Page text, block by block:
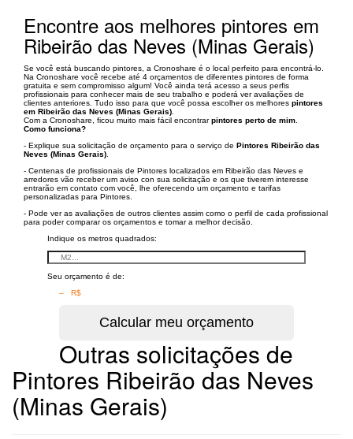
Encontre aos melhores pintores em
Ribeirão das Neves (Minas Gerais)
Se você está buscando pintores, a Cronoshare é o local perfeito para encontrá-lo.
Na Cronoshare você recebe até 4 orçamentos de diferentes pintores de forma
gratuita e sem compromisso algum! Você ainda terá acesso a seus perfis
profissionais para conhecer mais de seu trabalho e poderá ver avaliações de
clientes anteriores. Tudo isso para que você possa escolher os melhores pintores
em Ribeirão das Neves (Minas Gerais)
Com a Cronoshare, ficou muito mais fácil encontrarpintores perto de mim
Como funciona?
- Explique sua solicitação de orçamento para o serviço de Pintores Ribeirão das
Neves (Minas Gerais)
- Centenas de profissionais de Pintores localizados em Ribeirão das Neves e
arredores vão receber um aviso con sua solicitação e os que tiverem interesse
entrarão em contato com você, lhe oferecendo um orçamento e tarifas
personalizadas para Pintores.
- Pode ver as avaliações de outros clientes assim como o perfil de cada profissional
para poder comparar os orçamentos e tomar a melhor decisão.
Indique os metros quadrados:
Seu orçamento é de:
– R$
Outras solicitações de
Pintores Ribeirão das Neves
(Minas Gerais)